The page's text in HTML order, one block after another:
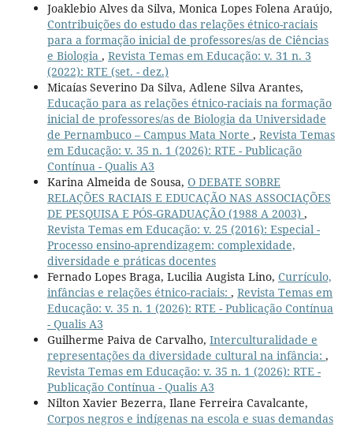
Joaklebio Alves da Silva, Monica Lopes Folena Araújo,
Contribuições do estudo das relações étnico-raciais
para a formação inicial de professores/as de Ciências
e Biologia , Revista Temas em Educação: v. 31 n. 3
(2022): RTE (set. - dez.)
Micaías Severino Da Silva, Adlene Silva Arantes,
Educação para as relações étnico-raciais na formação
inicial de professores/as de Biologia da Universidade
de Pernambuco – Campus Mata Norte , Revista Temas
em Educação: v. 35 n. 1 (2026): RTE - Publicação
Contínua - Qualis A3
Karina Almeida de Sousa, O DEBATE SOBRE
RELAÇÕES RACIAIS E EDUCAÇÃO NAS ASSOCIAÇÕES
DE PESQUISA E PÓS-GRADUAÇÃO (1988 A 2003) ,
Revista Temas em Educação: v. 25 (2016): Especial -
Processo ensino-aprendizagem: complexidade,
diversidade e práticas docentes
Fernado Lopes Braga, Lucilia Augista Lino, Currículo,
infâncias e relações étnico-raciais: , Revista Temas em
Educação: v. 35 n. 1 (2026): RTE - Publicação Contínua
- Qualis A3
Guilherme Paiva de Carvalho, Interculturalidade e
representações da diversidade cultural na infância: ,
Revista Temas em Educação: v. 35 n. 1 (2026): RTE -
Publicação Contínua - Qualis A3
Nilton Xavier Bezerra, Ilane Ferreira Cavalcante,
Corpos negros e indígenas na escola e suas demandas